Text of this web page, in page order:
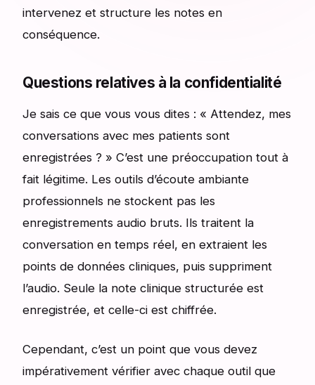
intervenez et structure les notes en
conséquence.
Questions relatives à la confidentialité
Je sais ce que vous vous dites : « Attendez, mes
conversations avec mes patients sont
enregistrées ? » C’est une préoccupation tout à
fait légitime. Les outils d’écoute ambiante
professionnels ne stockent pas les
enregistrements audio bruts. Ils traitent la
conversation en temps réel, en extraient les
points de données cliniques, puis suppriment
l’audio. Seule la note clinique structurée est
enregistrée, et celle-ci est chiffrée.
Cependant, c’est un point que vous devez
impérativement vérifier avec chaque outil que